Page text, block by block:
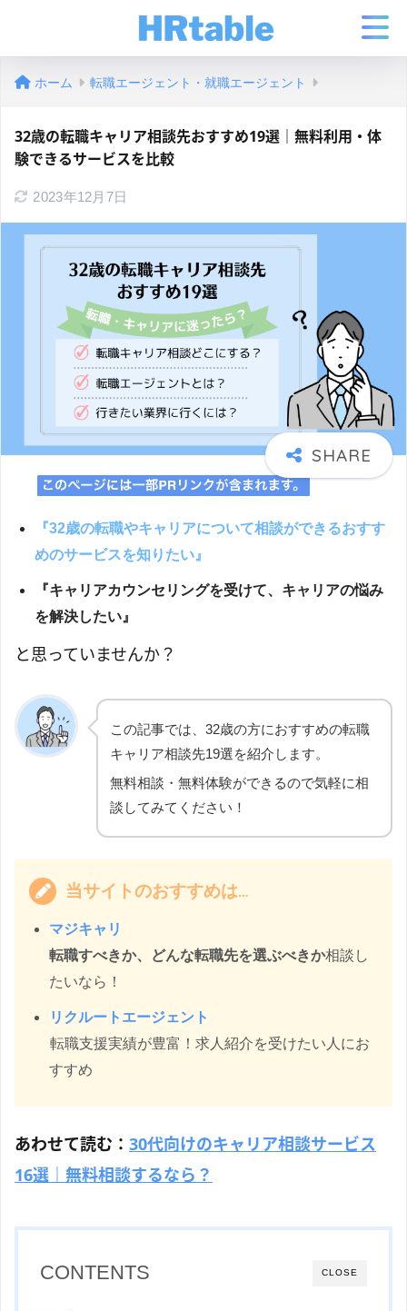
ホーム 転職エージェント・就職エージェント
32歳の転職キャリア相談先おすすめ19選｜無料利用・体
験できるサービスを比較
2023年12月7日
『32歳の転職やキャリアについて相談ができるおすす
めのサービスを知りたい』
『キャリアカウンセリングを受けて、キャリアの悩み
を解決したい』
と思っていませんか？
この記事では、32歳の方におすすめの転職
キャリア相談先19選を紹介します。
無料相談・無料体験ができるので気軽に相
談してみてください！
当サイトのおすすめは…
マジキャリ
転職すべきか、どんな転職先を選ぶべきか相談し
たいなら！
リクルートエージェント
転職支援実績が豊富！求人紹介を受けたい人にお
すすめ
あわせて読む： 30代向けのキャリア相談サービス
16選｜無料相談するなら？
CLOSE
CONTENTS